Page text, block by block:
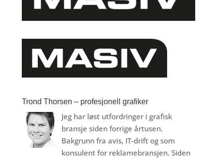
Trond Thorsen – profesjonell grafiker
Jeg har løst utfordringer i grafisk
bransje siden forrige årtusen.
Bakgrunn fra avis, IT-drift og som
konsulent for reklamebransjen. Siden